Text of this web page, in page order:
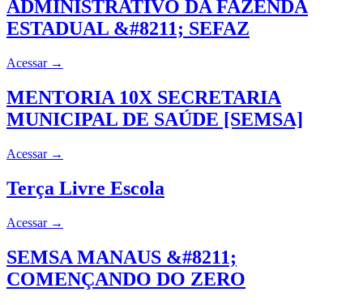
ADMINISTRATIVO DA FAZENDA
ESTADUAL &#8211; SEFAZ
Acessar →
MENTORIA 10X SECRETARIA
MUNICIPAL DE SAÚDE [SEMSA]
Acessar →
Terça Livre Escola
Acessar →
SEMSA MANAUS &#8211;
COMENÇANDO DO ZERO